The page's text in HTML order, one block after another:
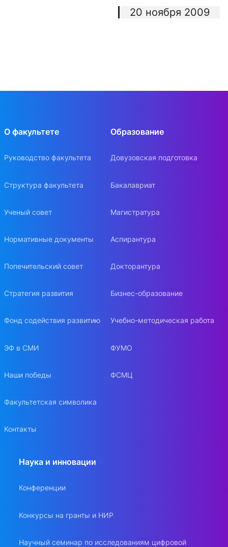
20 ноября 2009
О факультете
Руководство факультета
Структура факультета
Ученый совет
Нормативные документы
Попечительский совет
Стратегия развития
Фонд содействия развитию
ЭФ в СМИ
Наши победы
Факультетская символика
Контакты
Образование
Довузовская подготовка
Бакалавриат
Магистратура
Аспирантура
Докторантура
Бизнес-образование
Учебно-методическая работа
ФУМО
ФСМЦ
Наука и инновации
Конференции
Конкурсы на гранты и НИР
Научный семинар по исследованиям цифровой